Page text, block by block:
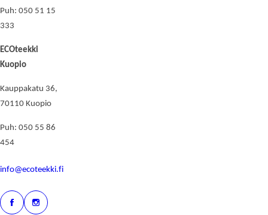
Puh: 050 51 15
333
ECOteekki
Kuopio
Kauppakatu 36,
70110 Kuopio
Puh: 050 55 86
454
info@ecoteekki.fi